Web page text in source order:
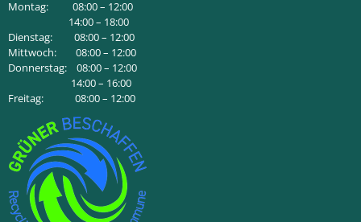
Montag: 08:00 – 12:00
14:00 – 18:00
Dienstag: 08:00 – 12:00
Mittwoch: 08:00 – 12:00
Donnerstag: 08:00 – 12:00
14:00 – 16:00
Freitag: 08:00 – 12:00